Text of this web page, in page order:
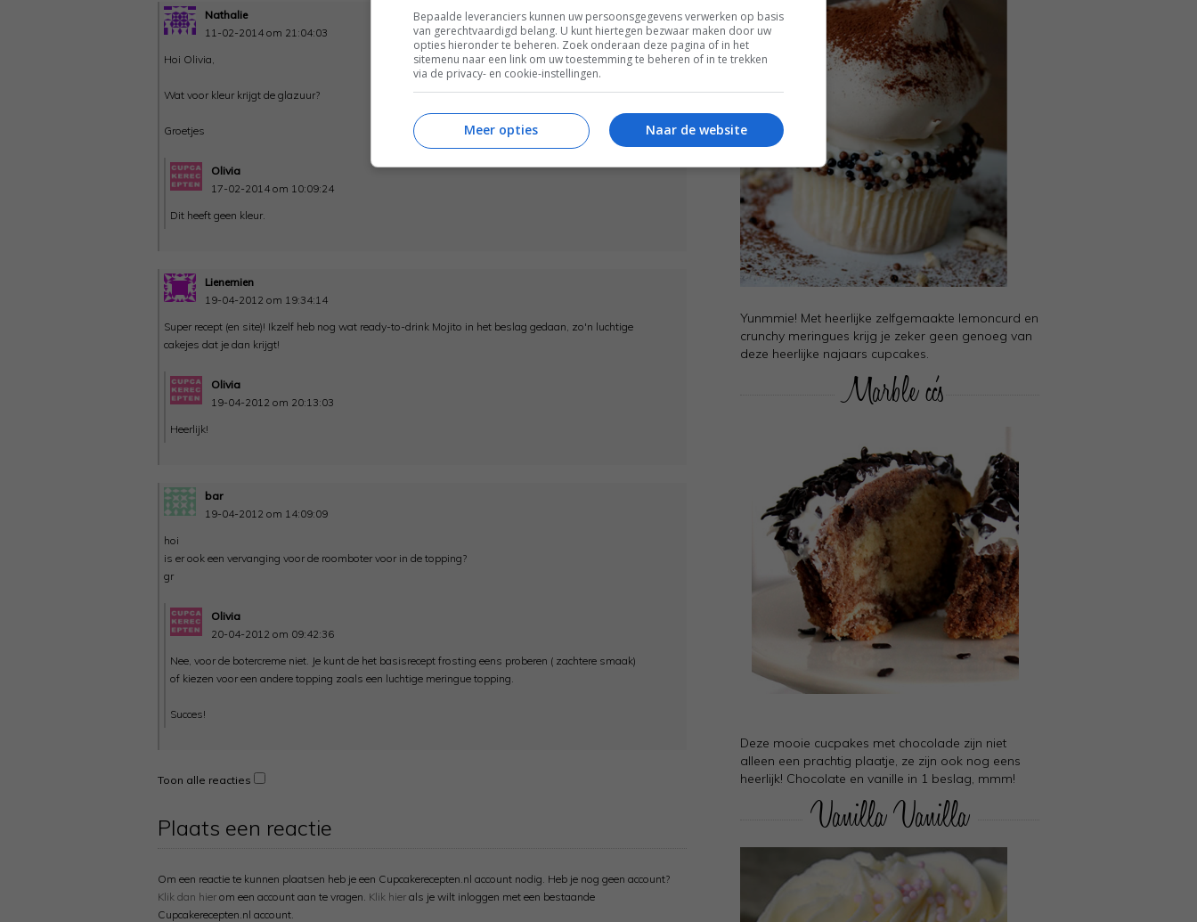
Nathalie
11-02-2014 om 21:04:03
Hoi Olivia,
Wat voor kleur krijgt de glazuur?
Groetjes
Olivia
17-02-2014 om 10:09:24
Dit heeft geen kleur.
Lienemien
19-04-2012 om 19:34:14
Super recept (en site)! Ikzelf heb nog wat ready-to-drink Mojito in het beslag gedaan, zo'n luchtige
cakejes dat je dan krijgt!
Olivia
19-04-2012 om 20:13:03
Heerlijk!
bar
19-04-2012 om 14:09:09
hoi
is er ook een vervanging voor de roomboter voor in de topping?
gr
Olivia
20-04-2012 om 09:42:36
Nee, voor de botercreme niet. Je kunt de het basisrecept frosting eens proberen ( zachtere smaak)
of kiezen voor een andere topping zoals een luchtige meringue topping.
Succes!
Toon alle reacties
Plaats een reactie
Om een reactie te kunnen plaatsen heb je een Cupcakerecepten.nl account nodig. Heb je nog geen account?
Klik dan hier om een account aan te vragen. Klik hier als je wilt inloggen met een bestaande
Cupcakerecepten.nl account.
Yunmmie! Met heerlijke zelfgemaakte lemoncurd en
crunchy meringues krijg je zeker geen genoeg van
deze heerlijke najaars cupcakes.
Marble cc's
Deze mooie cucpakes met chocolade zijn niet
alleen een prachtig plaatje, ze zijn ook nog eens
heerlijk! Chocolate en vanille in 1 beslag, mmm!
Vanilla Vanilla
Bepaalde leveranciers kunnen uw persoonsgegevens verwerken op basis
van gerechtvaardigd belang. U kunt hiertegen bezwaar maken door uw
opties hieronder te beheren. Zoek onderaan deze pagina of in het
sitemenu naar een link om uw toestemming te beheren of in te trekken
via de privacy- en cookie-instellingen.
Naar de website
Meer opties